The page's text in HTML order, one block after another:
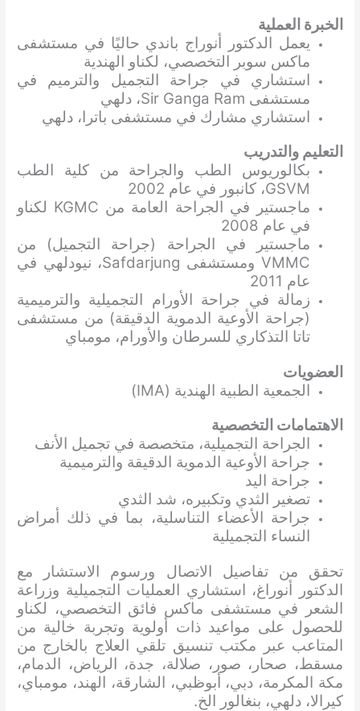
الخبرة العملية
يعمل الدكتور أنوراج باندي حاليًا في مستشفى
ماكس سوبر التخصصي، لكناو الهندية
استشاري في جراحة التجميل والترميم في
مستشفى Sir Ganga Ram، دلهي
استشاري مشارك في مستشفى باترا، دلهي
التعليم والتدريب
بكالوريوس الطب والجراحة من كلية الطب
GSVM، كانبور في عام 2002
ماجستير في الجراحة العامة من KGMC لكناو
في عام 2008
ماجستير في الجراحة (جراحة التجميل) من
VMMC ومستشفى Safdarjung، نيودلهي في
عام 2011
زمالة في جراحة الأورام التجميلية والترميمية
(جراحة الأوعية الدموية الدقيقة) من مستشفى
تاتا التذكاري للسرطان والأورام، مومباي
العضويات
الجمعية الطبية الهندية (IMA)
الاهتمامات التخصصية
الجراحة التجميلية، متخصصة في تجميل الأنف
جراحة الأوعية الدموية الدقيقة والترميمية
جراحة اليد
تصغير الثدي وتكبيره، شد الثدي
جراحة الأعضاء التناسلية، بما في ذلك أمراض
النساء التجميلية
تحقق من تفاصيل الاتصال ورسوم الاستشار مع
الدكتور أنوراغ، استشاري العمليات التجميلية وزراعة
الشعر في مستشفى ماكس فائق التخصصي، لكناو
للحصول على مواعيد ذات أولوية وتجربة خالية من
المتاعب عبر مكتب تنسيق تلقي العلاج بالخارج من
مسقط، صحار، صور، صلالة، جدة، الرياض، الدمام،
مكة المكرمة، دبي، أبوظبي، الشارقة، الهند، مومباي،
كيرالا، دلهي، بنغالور الخ.